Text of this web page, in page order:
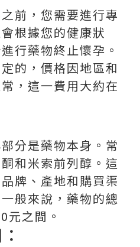
之前，您需要進行專
根據您的健康狀
行藥物終止懷孕。
的，價格因地區和
，這一費用大約在
分是藥物本身。常
和米索前列醇。這
牌、產地和購買渠
般來說，藥物的總
元之間。